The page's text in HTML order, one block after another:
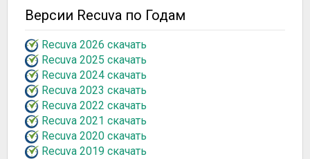
Версии Recuva по Годам
Recuva 2026 скачать
Recuva 2025 скачать
Recuva 2024 скачать
Recuva 2023 скачать
Recuva 2022 скачать
Recuva 2021 скачать
Recuva 2020 скачать
Recuva 2019 скачать